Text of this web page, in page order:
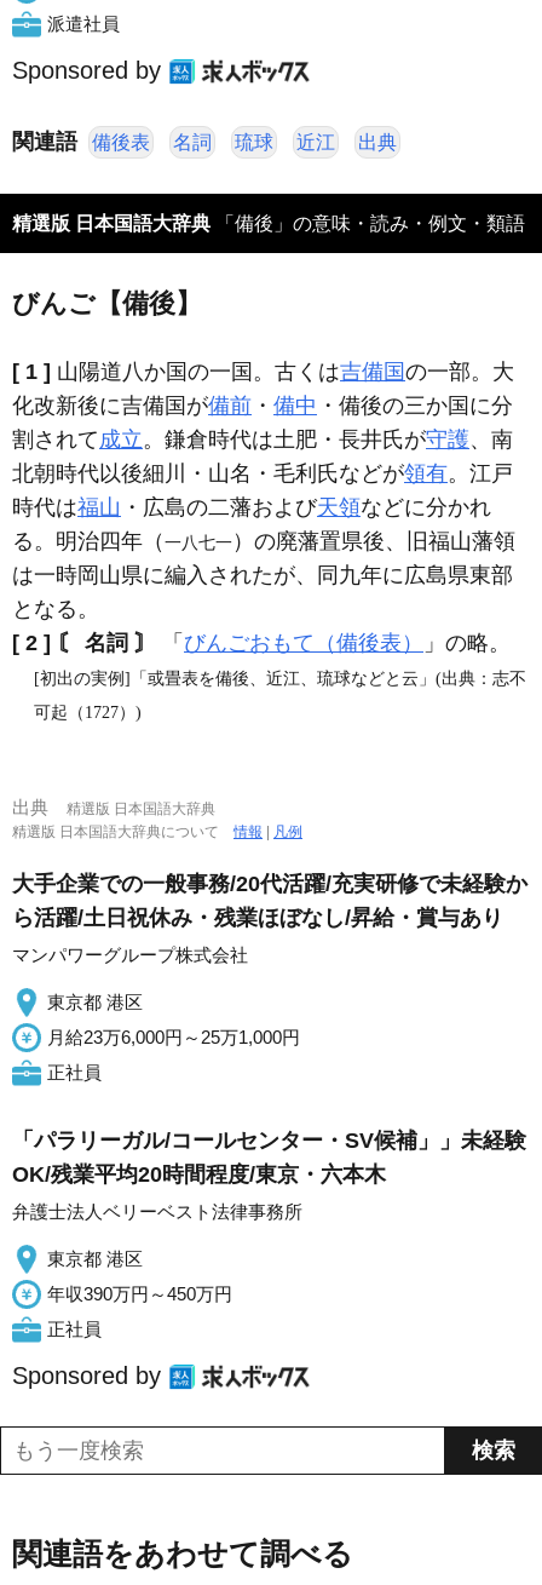
派遣社員
Sponsored by
関連語 備後表 名詞 琉球 近江 出典
精選版 日本国語大辞典 「備後」の意味・読み・例文・類語
びんご【備後】
[ 1 ] 山陽道八か国の一国。古くは吉備国の一部。大
化改新後に吉備国が備前 ・ 備中 ・備後の三か国に分
割されて成立。鎌倉時代は土肥・長井氏が守護、南
北朝時代以後細川・山名・毛利氏などが領有。江戸
時代は福山 ・広島の二藩および天領などに分かれ
る。明治四年（一八七一）の廃藩置県後、旧福山藩領
は一時岡山県に編入されたが、同九年に広島県東部
となる。
[ 2 ] 〘 名詞 〙 「 びんごおもて（備後表） 」の略。
[初出の実例]「或畳表を備後、近江、琉球などと云」(出典：志不
可起（1727）)
出典
精選版 日本国語大辞典
精選版 日本国語大辞典について情報 凡例
大手企業での一般事務/20代活躍/充実研修で未経験か
ら活躍/土日祝休み・残業ほぼなし/昇給・賞与あり
マンパワーグループ株式会社
東京都 港区
月給23万6,000円～25万1,000円
正社員
「パラリーガル/コールセンター・SV候補」」未経験
OK/残業平均20時間程度/東京・六本木
弁護士法人ベリーベスト法律事務所
東京都 港区
年収390万円～450万円
正社員
Sponsored by
関連語をあわせて調べる